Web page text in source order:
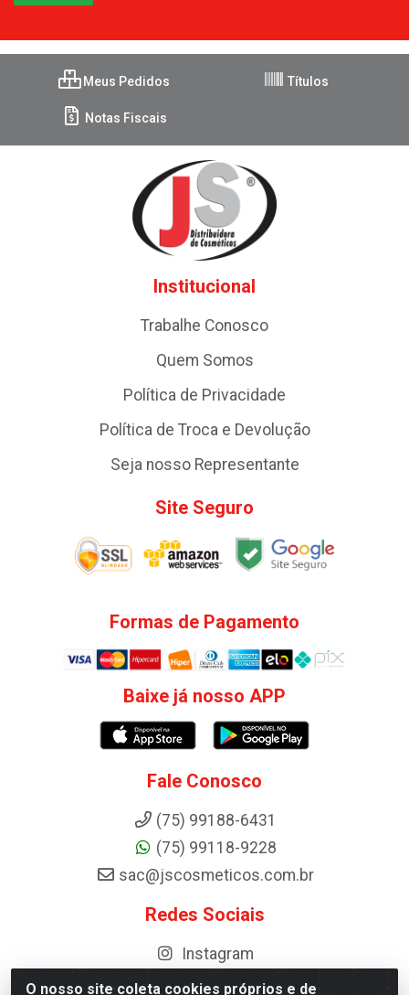
O nosso site coleta cookies próprios e de
Meus Pedidos Títulos
Notas Fiscais
Institucional
Trabalhe Conosco
Quem Somos
Política de Privacidade
Política de Troca e Devolução
Seja nosso Representante
Site Seguro
Formas de Pagamento
Baixe já nosso APP
Fale Conosco
(75) 99188-6431
(75) 99118-9228
sac@jscosmeticos.com.br
Redes Sociais
Instagram